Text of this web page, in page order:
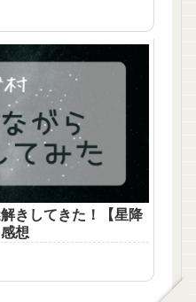
きしてきた！【星降
想